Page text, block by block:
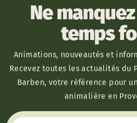
Ne
temps
Animations, nouveautés et
Recevez toutes les actualités du
Barben, votre référence pour
animalière en